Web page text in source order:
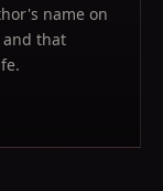
name on
and that